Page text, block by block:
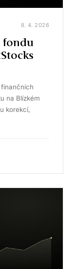
8. 4. 2026
fondu
na Blízkém
korekcí,